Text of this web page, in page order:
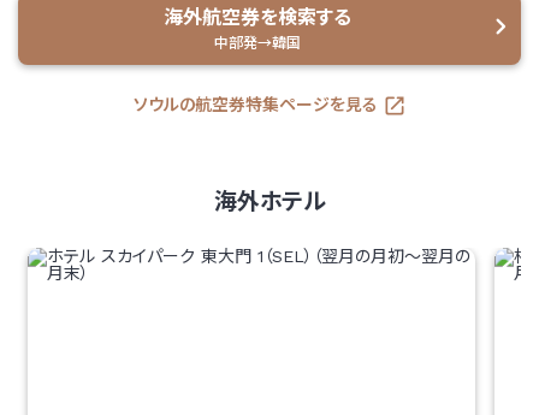
海外航空券を検索する
中部発→韓国
ソウルの航空券特集ページを見る
海外ホテル